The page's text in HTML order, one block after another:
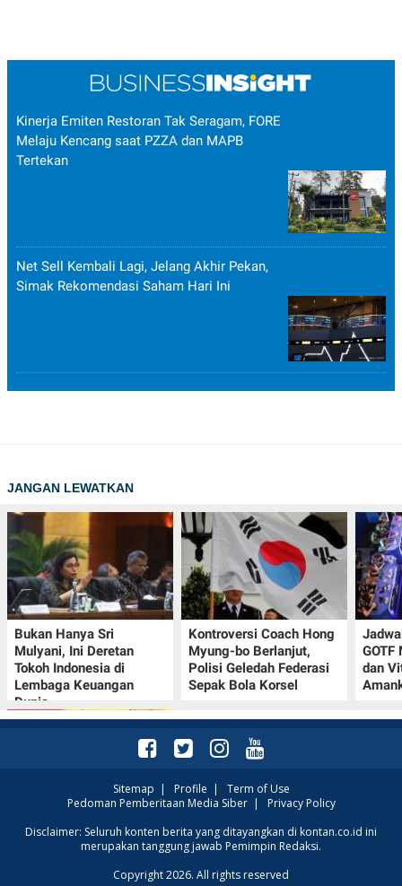
Kinerja Emiten Restoran Tak Seragam, FORE
Melaju Kencang saat PZZA dan MAPB
Tertekan
Net Sell Kembali Lagi, Jelang Akhir Pekan,
Simak Rekomendasi Saham Hari Ini
JANGAN LEWATKAN
Bukan Hanya Sri
Mulyani, Ini Deretan
Tokoh Indonesia di
Lembaga Keuangan
Dunia
Kontroversi Coach Hong
Myung-bo Berlanjut,
Polisi Geledah Federasi
Sepak Bola Korsel
GOTF
dan
Promo JSM Alfamart 7–
9 Agustus 2026, Minyak
Sitemap | Profile | Term of Use
Pedoman Pemberitaan Media Siber| Privacy Policy
Disclaimer: Seluruh konten berita yang ditayangkan di kontan.co.id ini
merupakan tanggung jawab Pemimpin Redaksi.
Copyright 2026. All rights reserved